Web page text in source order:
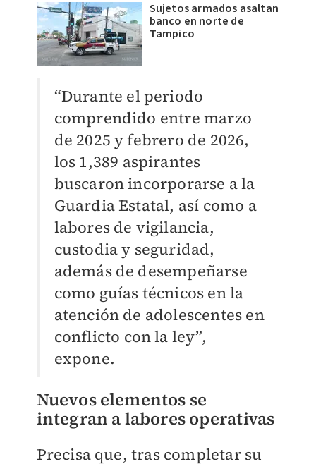
Sujetos armados asaltan
banco en norte de
Tampico
“Durante el periodo
comprendido entre marzo
de 2025 y febrero de 2026,
los 1,389 aspirantes
buscaron incorporarse a la
Guardia Estatal, así como a
labores de vigilancia,
custodia y seguridad,
además de desempeñarse
como guías técnicos en la
atención de adolescentes en
conflicto con la ley”,
expone.
Nuevos elementos se
integran a labores operativas
Precisa que, tras completar su